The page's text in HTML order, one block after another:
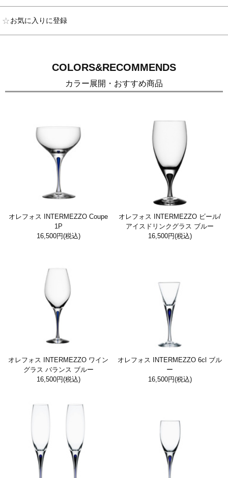
お気に入りに登録
COLORS&RECOMMENDS
カラー展開・おすすめ商品
オレフォス INTERMEZZO Coupe
1P
16,500円(税込)
オレフォス INTERMEZZO ビール/
アイスドリンクグラス ブルー
16,500円(税込)
オレフォス INTERMEZZO ワイン
グラス バランス ブルー
16,500円(税込)
オレフォス INTERMEZZO 6cl ブル
ー
16,500円(税込)